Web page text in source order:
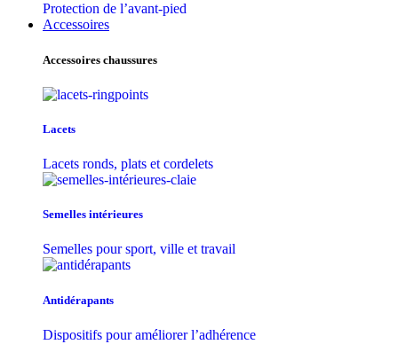
Protection de l’avant-pied
Accessoires
Accessoires chaussures
Lacets
Lacets ronds, plats et cordelets
Semelles intérieures
Semelles pour sport, ville et travail
Antidérapants
Dispositifs pour améliorer l’adhérence